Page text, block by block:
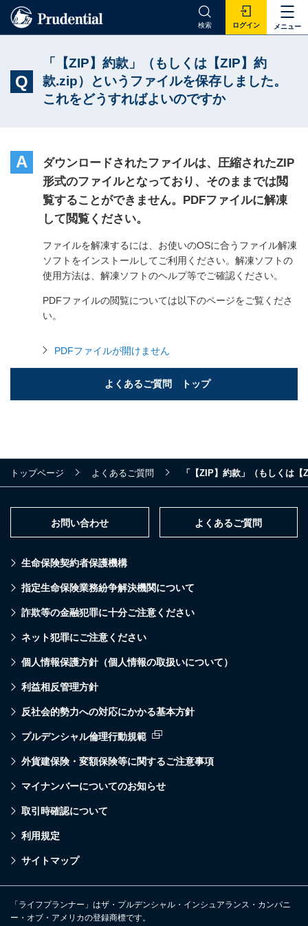
メニュー
検索 ログイン
Q
「【ZIP】約款」（もしくは【ZIP】約
款.zip）というファイルを保存しました。
これをどうすればよいのですか
A
ダウンロードされたファイルは、圧縮されたZIP
形式のファイルとなっており、そのままでは閲
覧することができません。PDFファイルに解凍
して閲覧ください。
ファイルを解凍するには、お使いのOSに合うファイル解凍
ソフトをインストールしてご利用ください。解凍ソフトの
使用方法は、解凍ソフトのヘルプ等でご確認ください。
PDFファイルの閲覧については以下のページをご覧くださ
い。
PDFファイルが開けません
よくあるご質問 トップ
トップページ よくあるご質問 「【ZIP】約款」（もしくは
生命保険契約者保護機構
指定生命保険業務紛争解決機関について
詐欺等の金融犯罪に十分ご注意ください
ネット犯罪にご注意ください
個人情報保護方針（個人情報の取扱いについて）
利益相反管理方針
反社会的勢力への対応にかかる基本方針
プルデンシャル倫理行動規範
外貨建保険・変額保険等に関するご注意事項
マイナンバーについてのお知らせ
取引時確認について
利用規定
サイトマップ
お問い合わせ よくあるご質問
「ライフプランナー」はザ・プルデンシャル・インシュアランス・カンパニ
ー・オブ・アメリカの登録商標です。